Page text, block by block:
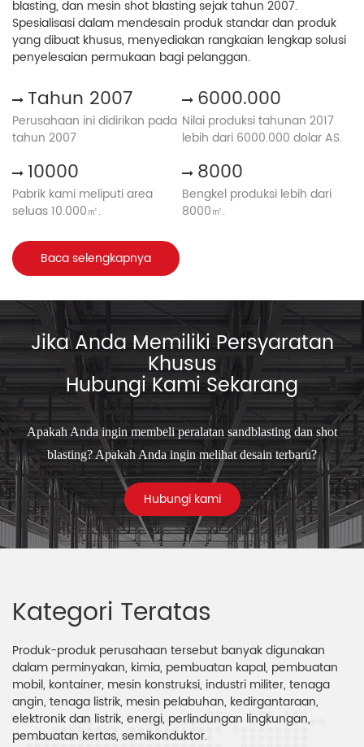
blasting, dan mesin shot blasting sejak tahun 2007.
Spesialisasi dalam mendesain produk standar dan produk
yang dibuat khusus, menyediakan rangkaian lengkap solusi
penyelesaian permukaan bagi pelanggan.
Tahun 2007
Perusahaan ini didirikan pada
tahun 2007
6000.000
Nilai produksi tahunan 2017
lebih dari 6000.000 dolar AS.
10000
Pabrik kami meliputi area
seluas 10.000㎡.
8000
Bengkel produksi lebih dari
8000㎡.
Baca selengkapnya
Jika Anda Memiliki Persyaratan
Khusus
Hubungi Kami Sekarang
Apakah Anda ingin membeli peralatan sandblasting dan shot
blasting? Apakah Anda ingin melihat desain terbaru?
Hubungi kami
Kategori Teratas
Produk-produk perusahaan tersebut banyak digunakan
dalam perminyakan, kimia, pembuatan kapal, pembuatan
mobil, kontainer, mesin konstruksi, industri militer, tenaga
angin, tenaga listrik, mesin pelabuhan, kedirgantaraan,
elektronik dan listrik, energi, perlindungan lingkungan,
pembuatan kertas, semikonduktor.